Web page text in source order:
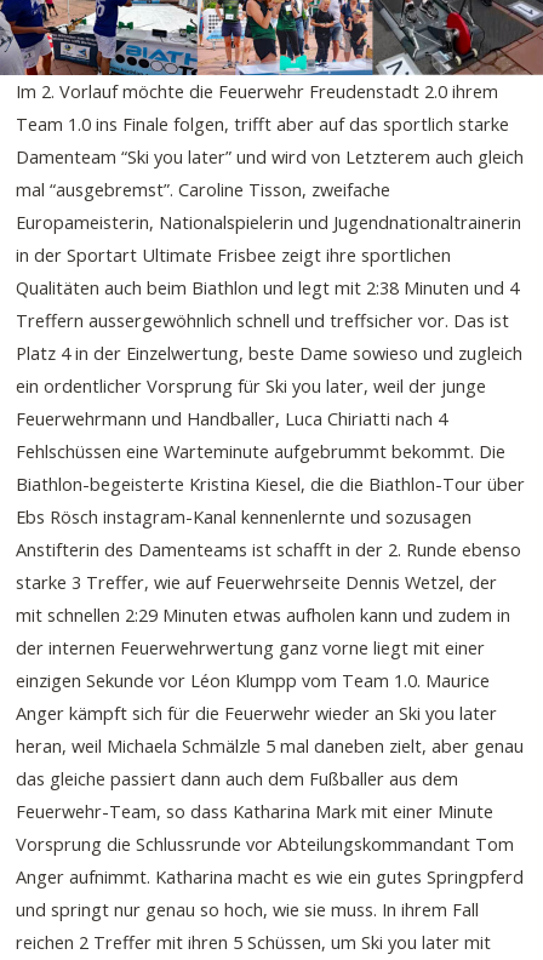
Im 2. Vorlauf möchte die Feuerwehr Freudenstadt 2.0 ihrem
Team 1.0 ins Finale folgen, trifft aber auf das sportlich starke
Damenteam “Ski you later” und wird von Letzterem auch gleich
mal “ausgebremst”. Caroline Tisson, zweifache
Europameisterin, Nationalspielerin und Jugendnationaltrainerin
in der Sportart Ultimate Frisbee zeigt ihre sportlichen
Qualitäten auch beim Biathlon und legt mit 2:38 Minuten und 4
Treffern aussergewöhnlich schnell und treffsicher vor. Das ist
Platz 4 in der Einzelwertung, beste Dame sowieso und zugleich
ein ordentlicher Vorsprung für Ski you later, weil der junge
Feuerwehrmann und Handballer, Luca Chiriatti nach 4
Fehlschüssen eine Warteminute aufgebrummt bekommt. Die
Biathlon-begeisterte Kristina Kiesel, die die Biathlon-Tour über
Ebs Rösch instagram-Kanal kennenlernte und sozusagen
Anstifterin des Damenteams ist schafft in der 2. Runde ebenso
starke 3 Treffer, wie auf Feuerwehrseite Dennis Wetzel, der
mit schnellen 2:29 Minuten etwas aufholen kann und zudem in
der internen Feuerwehrwertung ganz vorne liegt mit einer
einzigen Sekunde vor Léon Klumpp vom Team 1.0. Maurice
Anger kämpft sich für die Feuerwehr wieder an Ski you later
heran, weil Michaela Schmälzle 5 mal daneben zielt, aber genau
das gleiche passiert dann auch dem Fußballer aus dem
Feuerwehr-Team, so dass Katharina Mark mit einer Minute
Vorsprung die Schlussrunde vor Abteilungskommandant Tom
Anger aufnimmt. Katharina macht es wie ein gutes Springpferd
und springt nur genau so hoch, wie sie muss. In ihrem Fall
reichen 2 Treffer mit ihren 5 Schüssen, um Ski you later mit